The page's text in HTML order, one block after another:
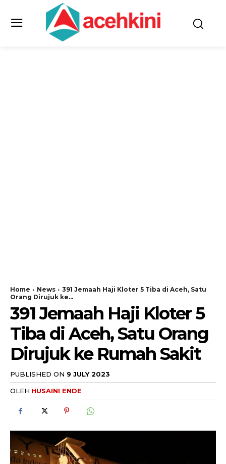
Home News
391 Jemaah Haji Kloter 5 Tiba di Aceh, Satu
Orang Dirujuk ke...
391 Jemaah Haji Kloter 5
Tiba di Aceh, Satu Orang
Dirujuk ke Rumah Sakit
PUBLISHED ON 9 JULY 2023
OLEH HUSAINI ENDE